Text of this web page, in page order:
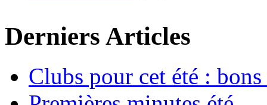
Derniers Articles
Clubs pour cet été :